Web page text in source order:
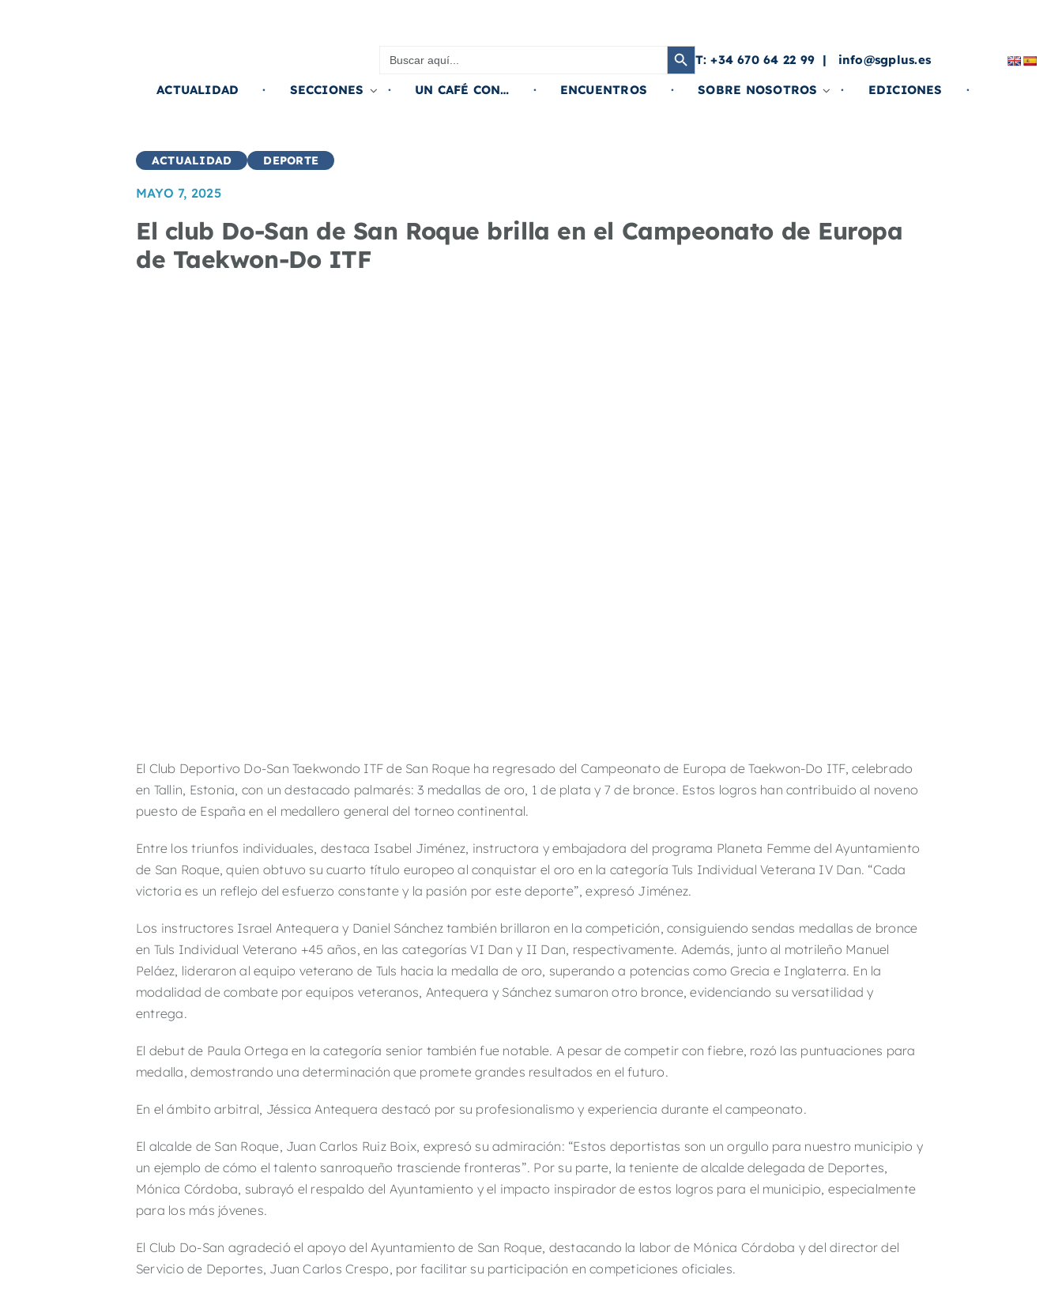
Botón de búsqueda
T: +34 670 64 22 99
info@sgplus.es
ACTUALIDAD
SECCIONES UN CAFÉ CON… ENCUENTROS SOBRE NOSOTROS EDICIONES
ACTUALIDAD DEPORTE
MAYO 7, 2025
El club Do-San de San Roque brilla en el Campeonato de Europa
de Taekwon-Do ITF
El Club Deportivo Do-San Taekwondo ITF de San Roque ha regresado del Campeonato de Europa de Taekwon-Do ITF, celebrado
en Tallin, Estonia, con un destacado palmarés: 3 medallas de oro, 1 de plata y 7 de bronce. Estos logros han contribuido al noveno
puesto de España en el medallero general del torneo continental.
Entre los triunfos individuales, destaca Isabel Jiménez, instructora y embajadora del programa Planeta Femme del Ayuntamiento
de San Roque, quien obtuvo su cuarto título europeo al conquistar el oro en la categoría Tuls Individual Veterana IV Dan. “Cada
victoria es un reflejo del esfuerzo constante y la pasión por este deporte”, expresó Jiménez.
Los instructores Israel Antequera y Daniel Sánchez también brillaron en la competición, consiguiendo sendas medallas de bronce
en Tuls Individual Veterano +45 años, en las categorías VI Dan y II Dan, respectivamente. Además, junto al motrileño Manuel
Peláez, lideraron al equipo veterano de Tuls hacia la medalla de oro, superando a potencias como Grecia e Inglaterra. En la
modalidad de combate por equipos veteranos, Antequera y Sánchez sumaron otro bronce, evidenciando su versatilidad y
entrega.
El debut de Paula Ortega en la categoría senior también fue notable. A pesar de competir con fiebre, rozó las puntuaciones para
medalla, demostrando una determinación que promete grandes resultados en el futuro.
En el ámbito arbitral, Jéssica Antequera destacó por su profesionalismo y experiencia durante el campeonato.
El alcalde de San Roque, Juan Carlos Ruiz Boix, expresó su admiración: “Estos deportistas son un orgullo para nuestro municipio y
un ejemplo de cómo el talento sanroqueño trasciende fronteras”. Por su parte, la teniente de alcalde delegada de Deportes,
Mónica Córdoba, subrayó el respaldo del Ayuntamiento y el impacto inspirador de estos logros para el municipio, especialmente
para los más jóvenes.
El Club Do-San agradeció el apoyo del Ayuntamiento de San Roque, destacando la labor de Mónica Córdoba y del director del
Servicio de Deportes, Juan Carlos Crespo, por facilitar su participación en competiciones oficiales.